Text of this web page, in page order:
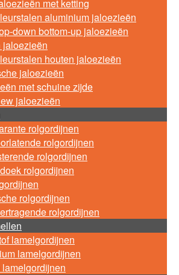
met ketting
aluminium jaloezieën
down bottom-up jaloezieën
jaloezieën
houten jaloezieën
jaloezieën
met schuine zijde
jaloezieën
rolgordijnen
rolgordijnen
rolgordijnen
rolgordijnen
rolgordijnen
rolgordijnen
lamelgordijnen
lamelgordijnen